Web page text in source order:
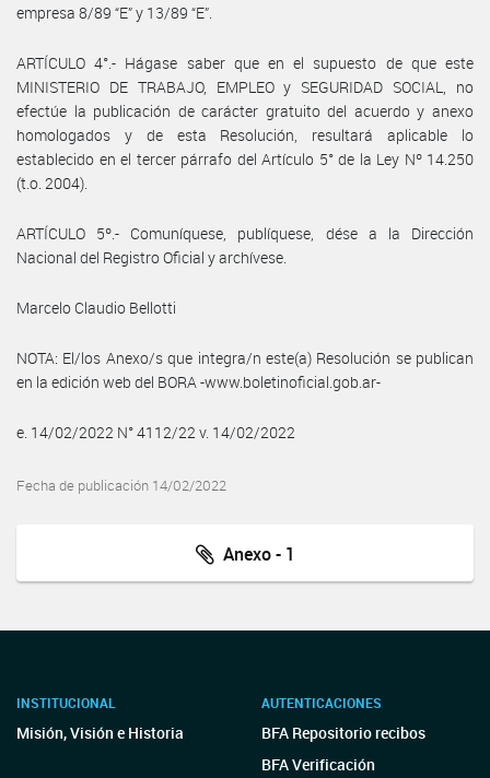
empresa 8/89 “E” y 13/89 “E”.
ARTÍCULO 4°.- Hágase saber que en el supuesto de que este
MINISTERIO DE TRABAJO, EMPLEO y SEGURIDAD SOCIAL, no
efectúe la publicación de carácter gratuito del acuerdo y anexo
homologados y de esta Resolución, resultará aplicable lo
establecido en el tercer párrafo del Artículo 5° de la Ley Nº 14.250
(t.o. 2004).
ARTÍCULO 5º.- Comuníquese, publíquese, dése a la Dirección
Nacional del Registro Oficial y archívese.
Marcelo Claudio Bellotti
NOTA: El/los Anexo/s que integra/n este(a) Resolución se publican
en la edición web del BORA -www.boletinoficial.gob.ar-
e. 14/02/2022 N° 4112/22 v. 14/02/2022
Fecha de publicación 14/02/2022
Anexo - 1
INSTITUCIONAL
Misión, Visión e Historia
AUTENTICACIONES
BFA Repositorio recibos
BFA Verificación